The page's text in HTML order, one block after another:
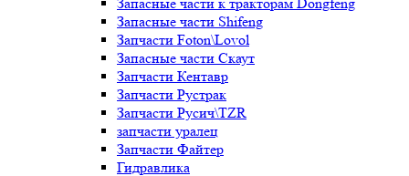
Запасные части Shifeng
Запчасти Foton\Lovol
Запасные части Скаут
Запчасти Кентавр
Запчасти Рустрак
Запчасти Русич\TZR
запчасти уралец
Запчасти Файтер
Гидравлика